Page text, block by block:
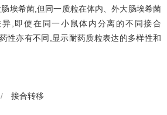
埃希菌,但同一质粒在体内、外大肠埃希菌
,即使在同一小鼠体内分离的不同接合
性亦有不同,显示耐药质粒表达的多样性和
/ 接合转移